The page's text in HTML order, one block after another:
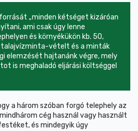
„minden kétséget kizáróan
ami csak úgy lenne
és környékükön kb. 50,
vételt és a minták
elemzését hajtanánk végre, mely
is meghaladó eljárási költséggel
a három szóban forgó telephely az
mindhárom cég használ vagy használt
és mindegyik úgy